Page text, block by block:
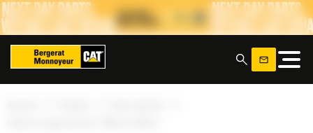
Panneau de gestion des cookies